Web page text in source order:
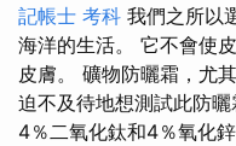
記帳士 考科 我們之所以
海洋的生活。 它不會使
皮膚。 礦物防曬霜，尤
迫不及待地想測試此防
4％二氧化鈦和4％氧化